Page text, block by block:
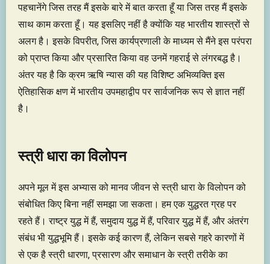
पहचानेंगे जिस तरह मैं इसके बारे में बात करता हूँ या जिस तरह मैं इसके
साथ काम करता हूँ। यह इसलिए नहीं है क्योंकि यह भारतीय शास्त्रों से
अलग है। इसके विपरीत, जिस कार्यप्रणाली के माध्यम से मैंने इस परंपरा
को प्राप्त किया और प्रसारित किया वह उनमें गहराई से लंगरबद्ध है।
अंतर यह है कि क्रम ऋषि न्यास की यह विशिष्ट अभिव्यक्ति इस
ऐतिहासिक क्षण में भारतीय उपमहाद्वीप पर सार्वजनिक रूप से ज्ञात नहीं
है।
स्त्री धारा का विलोपन
अपने मूल में इस अभ्यास को मानव जीवन से स्त्री धारा के विलोपन को
संबोधित किए बिना नहीं समझा जा सकता। हम एक युद्धरत ग्रह पर
रहते हैं। राष्ट्र युद्ध में हैं, समुदाय युद्ध में हैं, परिवार युद्ध में हैं, और अंतरंग
संबंध भी युद्धभूमि हैं। इसके कई कारण हैं, लेकिन सबसे गहरे कारणों में
से एक है स्त्री धारणा, प्रसारण और समाधान के स्त्री तरीके का